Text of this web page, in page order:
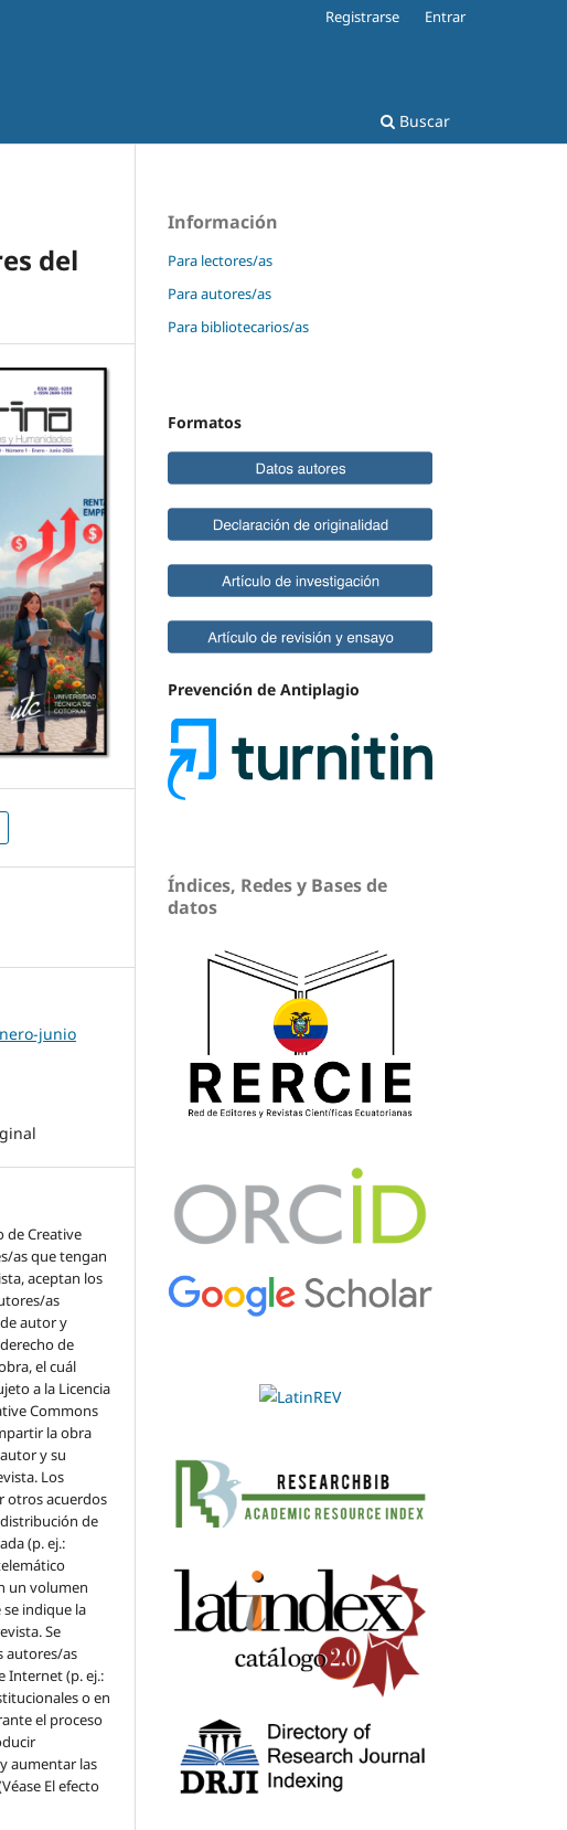
Buscar
Registrarse Entrar
del
junio
de Creative
as que tengan
aceptan los
as
autor y
de
el cuál
a la Licencia
Commons
la obra
y su
Los
otros acuerdos
de
(p. ej.:
un volumen
indique la
Se
autores/as
Internet (p. ej.:
o en
el proceso
aumentar las
El efecto
Información
Para lectores/as
Para autores/as
Para bibliotecarios/as
Formatos
Prevención de Antiplagio
Índices, Redes y Bases de
datos